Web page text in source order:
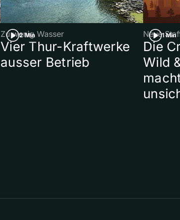
2 Min
Zu wenig Wasser
Vier Thur-Kraftwerke
ausser Betrieb
1 Min
Neue
Die
Wild